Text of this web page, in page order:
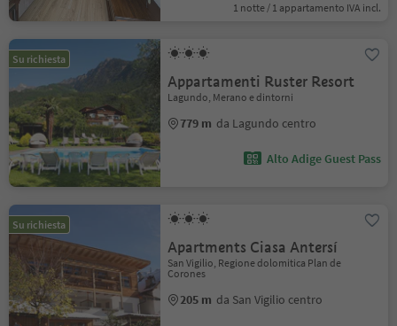
1 notte / 1 appartamento IVA incl.
Su richiesta
Appartamenti Ruster Resort
Lagundo, Merano e dintorni
779 m da Lagundo centro
Alto Adige Guest Pass
Su richiesta
Apartments Ciasa Antersí
San Vigilio, Regione dolomitica Plan de
Corones
205 m da San Vigilio centro